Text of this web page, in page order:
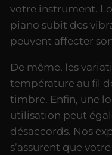
votre instrument.
piano subit des
peuvent affecter
De même, les
température au fil
timbre. Enfin, une
utilisation peut
désaccords. Nos
s’assurent que